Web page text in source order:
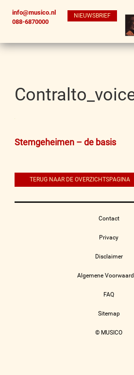
info@musico.nl
088-6870000
NIEUWSBRIEF
Bericht
Stemgeheimen – de basis
TERUG NAAR DE OVERZICHTSPAGINA
Contact
Privacy
Disclaimer
Algemene
FAQ
Sitemap
© MUSICO